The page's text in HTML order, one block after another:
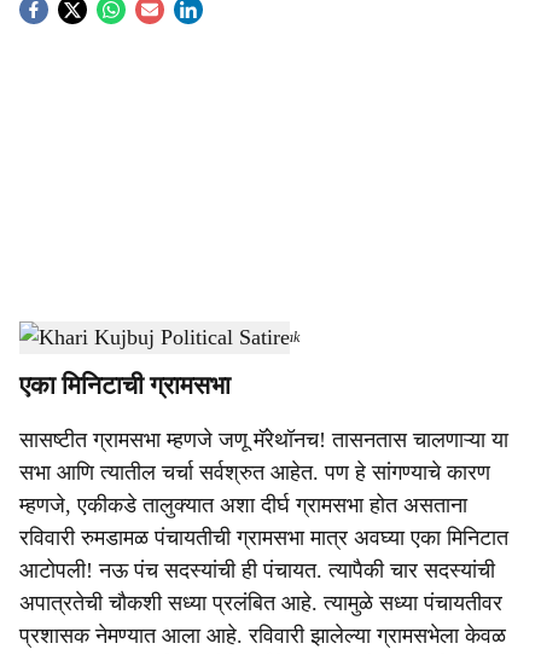
S
a
r
e
Khari Kujbuj Political Satire-Dainik Gomantak
एका मिनिटाची ग्रामसभा
सासष्टीत ग्रामसभा म्हणजे जणू मॅरेथॉनच! तासनतास चालणाऱ्या या
सभा आणि त्यातील चर्चा सर्वश्रुत आहेत. पण हे सांगण्याचे कारण
म्हणजे, एकीकडे तालुक्यात अशा दीर्घ ग्रामसभा होत असताना
रविवारी रुमडामळ पंचायतीची ग्रामसभा मात्र अवघ्या एका मिनिटात
आटोपली! नऊ पंच सदस्यांची ही पंचायत. त्यापैकी चार सदस्यांची
अपात्रतेची चौकशी सध्या प्रलंबित आहे. त्यामुळे सध्या पंचायतीवर
प्रशासक नेमण्यात आला आहे. रविवारी झालेल्या ग्रामसभेला केवळ